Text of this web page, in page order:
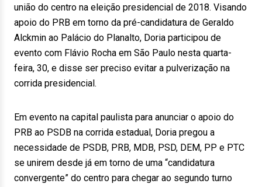
união do centro na eleição presidencial de 2018. Visando
apoio do PRB em torno da pré-candidatura de Geraldo
Alckmin ao Palácio do Planalto, Doria participou de
evento com Flávio Rocha em São Paulo nesta quarta-
feira, 30, e disse ser preciso evitar a pulverização na
corrida presidencial.
Em evento na capital paulista para anunciar o apoio do
PRB ao PSDB na corrida estadual, Doria pregou a
necessidade de PSDB, PRB, MDB, PSD, DEM, PP e PTC
se unirem desde já em torno de uma “candidatura
convergente” do centro para chegar ao segundo turno